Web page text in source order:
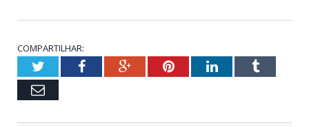
COMPARTILHAR:
TwitterFacebookGoogle+PinterestLinkedInTumblr
Email